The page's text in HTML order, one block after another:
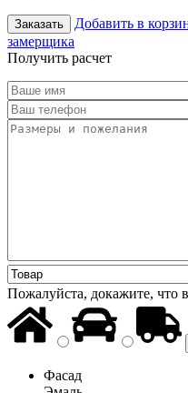
Заказать Добавить в
замерщика
Получить расчет
Пожалуйста, докажите, что
Фасад